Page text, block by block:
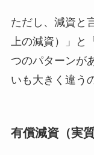
ただし、減資と
上の減資）」と
つのパターンが
いも大きく違う
有償減資（実